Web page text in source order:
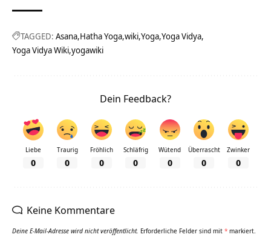
TAGGED: Asana Hatha Yoga wiki Yoga Yoga Vidya
Yoga Vidya Wiki yogawiki
Dein Feedback?
Liebe
0
Traurig
0
Fröhlich
0
Schläfrig
0
Wütend
0
Überrascht
0
Zwinker
0
Keine Kommentare
Deine E-Mail-Adresse wird nicht veröffentlicht. Erforderliche Felder sind mit * markiert.